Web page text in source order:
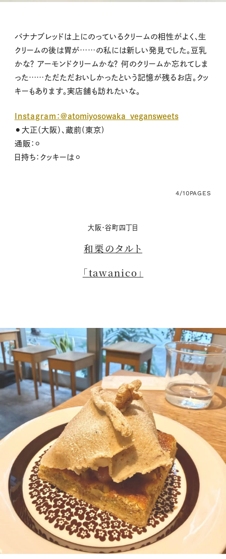
バナナブレッドは上にのっているクリームの相性がよく、生
クリームの後は胃が……の私には新しい発見でした。豆乳
かな？ アーモンドクリームかな？ 何のクリームか忘れてしま
った……ただただおいしかったという記憶が残るお店。クッ
キーもあります。実店舗も訪れたいな。
Instagram：@atomiyosowaka_vegansweets
⚫︎大正（大阪）、蔵前(東京)
通販：⚪︎
日持ち：クッキーは⚪︎
4/10PAGES
大阪・谷町四丁目
和栗のタルト
「tawanico」